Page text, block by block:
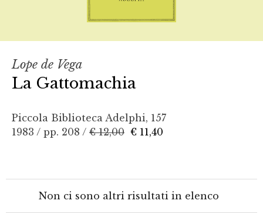
Lope de Vega
La Gattomachia
Piccola Biblioteca Adelphi, 157
1983 / pp. 208 / € 12,00 € 11,40
Non ci sono altri risultati in elenco